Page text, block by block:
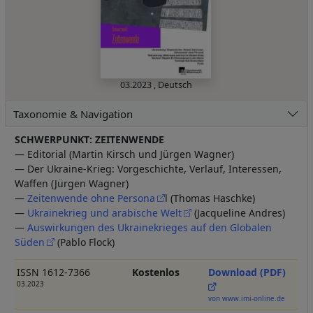
03.2023 , Deutsch
Taxonomie & Navigation
SCHWERPUNKT: ZEITENWENDE
— Editorial (Martin Kirsch und Jürgen Wagner)
— Der Ukraine-Krieg: Vorgeschichte, Verlauf, Interessen,
Waffen (Jürgen Wagner)
— Zeitenwende ohne Persona
l (Thomas Haschke)
— Ukrainekrieg und arabische Welt
(Jacqueline Andres)
— Auswirkungen des Ukrainekrieges auf den Globalen
Süden
(Pablo Flock)
ISSN 1612-7366
03.2023
Kostenlos Download (PDF)
von www.imi-online.de